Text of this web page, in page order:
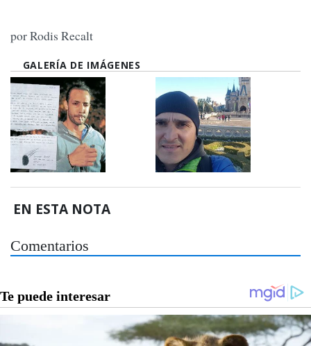
por Rodis Recalt
GALERÍA DE IMÁGENES
EN ESTA NOTA
Comentarios